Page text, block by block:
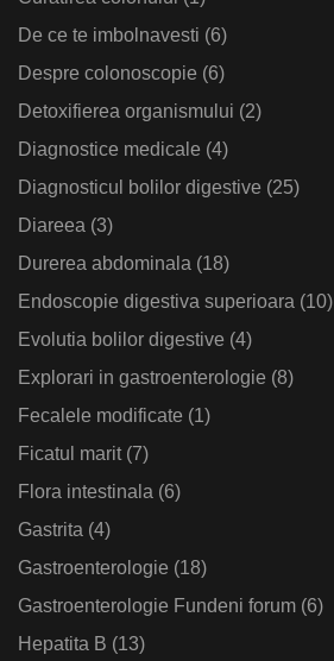
De ce te imbolnavesti (6)
Despre colonoscopie (6)
Detoxifierea organismului (2)
Diagnostice medicale (4)
Diagnosticul bolilor digestive (25)
Diareea (3)
Durerea abdominala (18)
Endoscopie digestiva superioara (10)
Evolutia bolilor digestive (4)
Explorari in gastroenterologie (8)
Fecalele modificate (1)
Ficatul marit(7)
Flora intestinala (6)
Gastrita (4)
Gastroenterologie (18)
Gastroenterologie Fundeni forum (6)
Hepatita B (13)